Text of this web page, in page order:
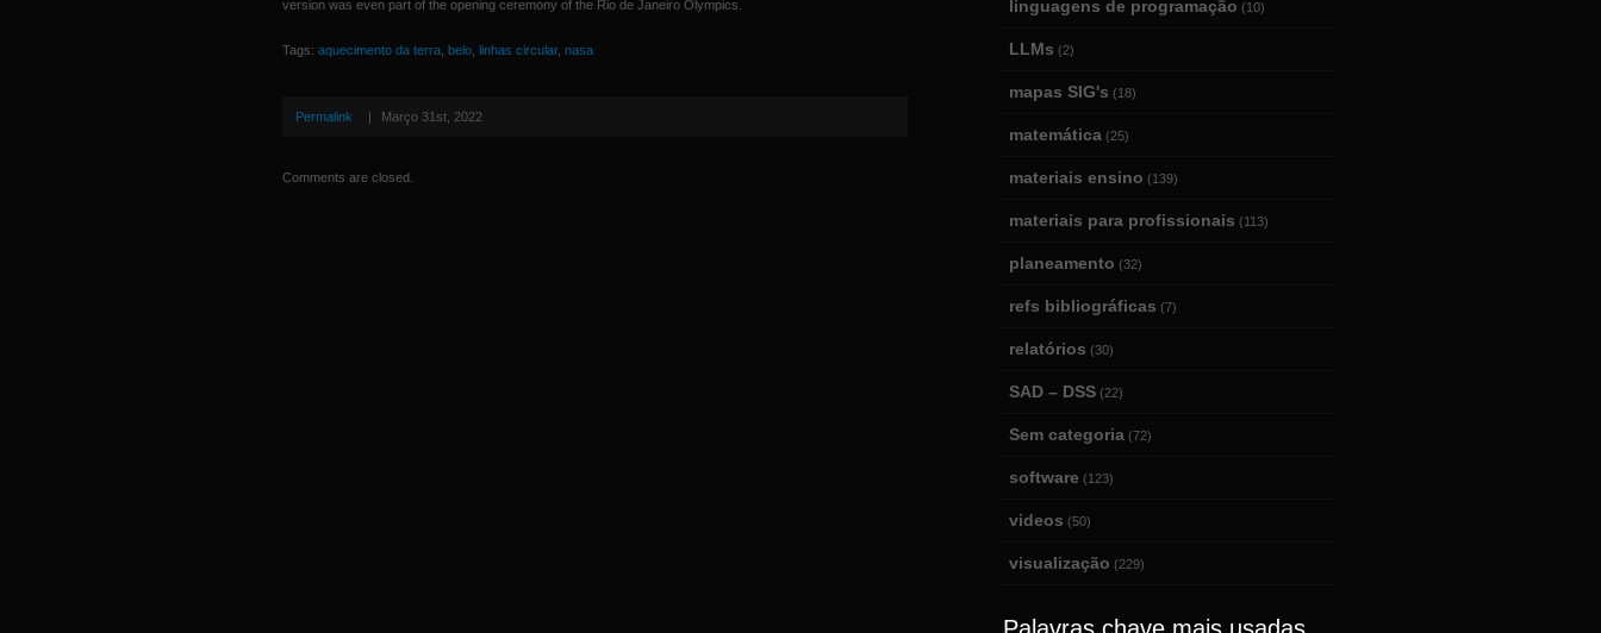
version was even part of the opening ceremony of the Rio de Janeiro Olympics.
Tags: aquecimento da terra belo linhas circular, nasa
Permalink | Março 31st, 2022
Comments are closed.
linguagens de programação (10)
LLMs (2)
mapas SIG's (18)
matemática (25)
materiais ensino (139)
materiais para profissionais (113)
planeamento (32)
refs bibliográficas (7)
relatórios (30)
SAD – DSS (22)
Sem categoria (72)
software (123)
videos (50)
visualização (229)